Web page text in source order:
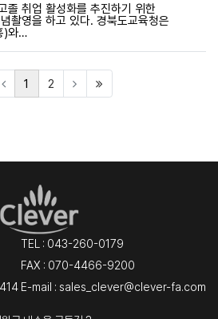
졸 취업 활성화를 추진하기 위한
촬영을 하고 있다. 경북도교육청은
)와…
1 (current)
2 (last)
TEL : 043-260-0179
FAX : 070-4466-9200
E-mail : sales_clever@clever-fa.com